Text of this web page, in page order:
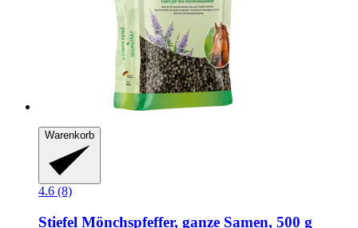
Warenkorb
4.6 (8)
Stiefel Mönchspfeffer, ganze Samen, 500 g